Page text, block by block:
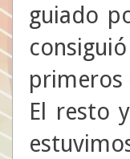
guiado
primeros
El resto